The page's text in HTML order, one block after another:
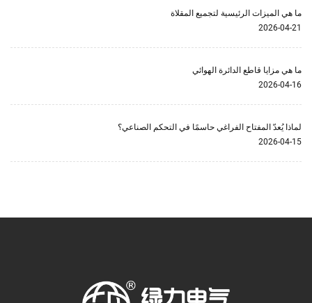
ما هي الميزات الرئيسية لتجميع المقلاة
2026-04-21
ما هي مزايا قاطع الدائرة الهوائي
2026-04-16
لماذا يُعدّ المفتاح الفراغي حاسمًا في التحكم الصناعي؟
2026-04-15